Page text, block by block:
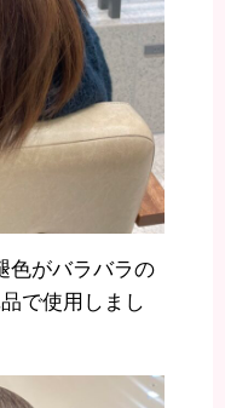
色がバラバラの
で使用しまし